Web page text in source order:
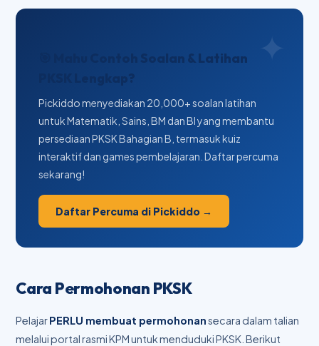
🎯 Mahu Contoh Soalan & Latihan
PKSK Lengkap?
Pickiddo menyediakan 20,000+ soalan latihan
untuk Matematik, Sains, BM dan BI yang membantu
persediaan PKSK Bahagian B, termasuk kuiz
interaktif dan games pembelajaran. Daftar percuma
sekarang!
Daftar Percuma di Pickiddo →
Cara Permohonan PKSK
PelajarPERLU membuat permohonansecara dalam talian
melalui portal rasmi KPM untuk menduduki PKSK. Berikut